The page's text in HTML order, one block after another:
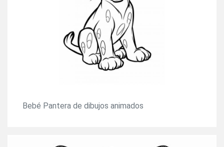
Bebé Pantera de dibujos animados